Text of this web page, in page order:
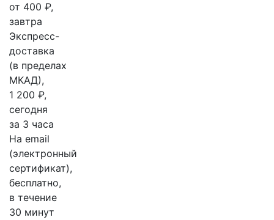
от 400 ₽,
завтра
Экспресс-
доставка
(в пределах
МКАД),
1 200 ₽,
сегодня
за 3 часа
На email
(электронный
сертификат),
бесплатно,
в течение
30 минут